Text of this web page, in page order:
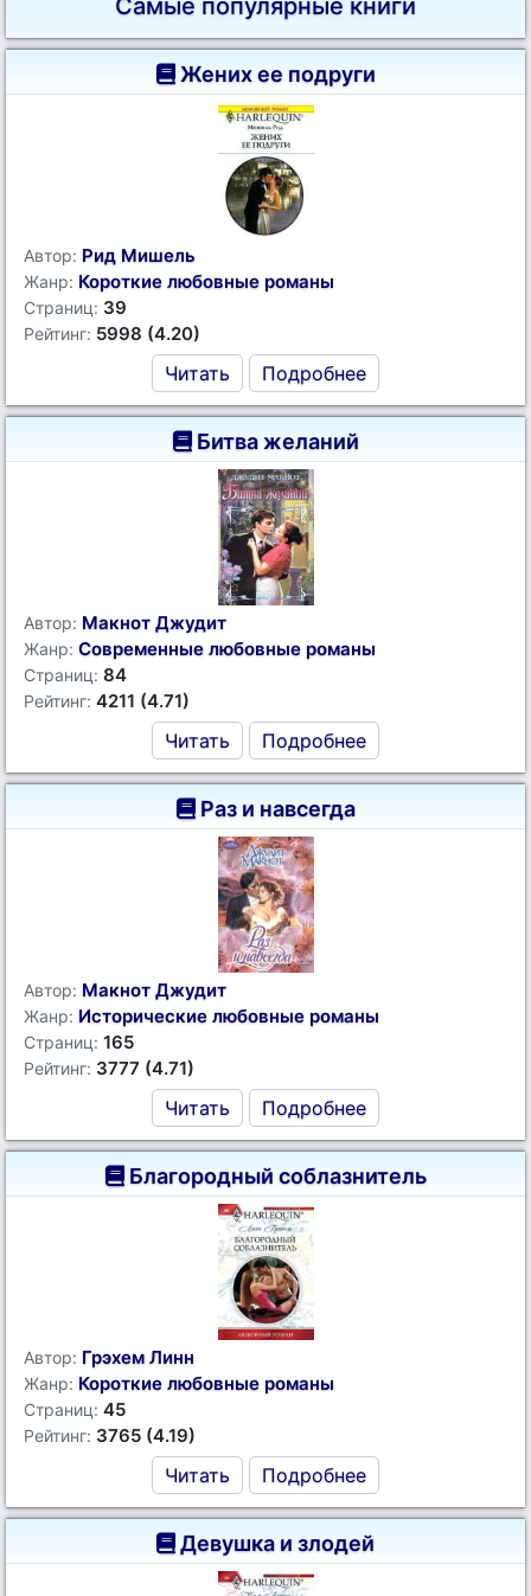
Самые популярные книги
Жених ее подруги
Автор: Рид Мишель
Жанр: Короткие любовные романы
Страниц: 39
Рейтинг: 5998 (4.20)
Читать Подробнее
Битва желаний
Автор: Макнот Джудит
Жанр: Современные любовные романы
Страниц: 84
Рейтинг: 4211 (4.71)
Читать Подробнее
Раз и навсегда
Автор: Макнот Джудит
Жанр: Исторические любовные романы
Страниц: 165
Рейтинг: 3777 (4.71)
Читать Подробнее
Благородный соблазнитель
Автор: Грэхем Линн
Жанр: Короткие любовные романы
Страниц: 45
Рейтинг: 3765 (4.19)
Читать Подробнее
Девушка и злодей